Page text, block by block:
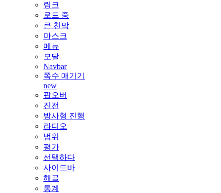
링크
로드 중
큰 천막
마스크
메뉴
모달
Navbar
쪽수 매기기
new
팝오버
진전
방사형 진행
라디오
범위
평가
선택하다
사이드바
해골
통계